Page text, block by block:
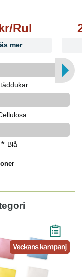
Rul
mer
* Blå